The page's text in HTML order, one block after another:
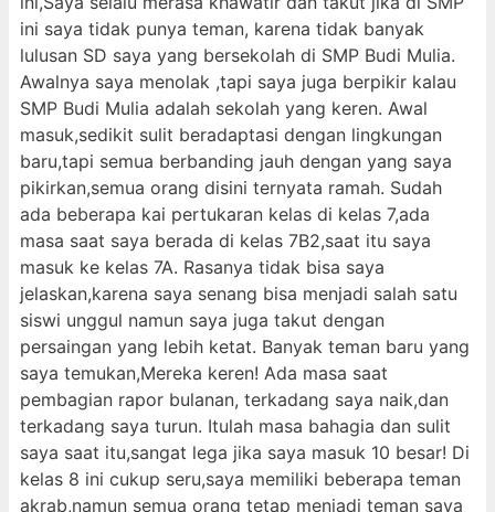
ini saya tidak punya teman, karena tidak banyak
lulusan SD saya yang bersekolah di SMP Budi Mulia.
Awalnya saya menolak ,tapi saya juga berpikir kalau
SMP Budi Mulia adalah sekolah yang keren. Awal
masuk,sedikit sulit beradaptasi dengan lingkungan
baru,tapi semua berbanding jauh dengan yang saya
pikirkan,semua orang disini ternyata ramah. Sudah
ada beberapa kai pertukaran kelas di kelas 7,ada
masa saat saya berada di kelas 7B2,saat itu saya
masuk ke kelas 7A. Rasanya tidak bisa saya
jelaskan,karena saya senang bisa menjadi salah satu
siswi unggul namun saya juga takut dengan
persaingan yang lebih ketat. Banyak teman baru yang
saya temukan,Mereka keren! Ada masa saat
pembagian rapor bulanan, terkadang saya naik,dan
terkadang saya turun. Itulah masa bahagia dan sulit
saya saat itu,sangat lega jika saya masuk 10 besar! Di
kelas 8 ini cukup seru,saya memiliki beberapa teman
akrab,namun semua orang tetap menjadi teman saya